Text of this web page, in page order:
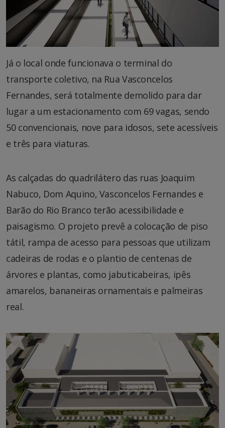
Já o local onde funcionava o terminal do
transporte coletivo, na Rua Vasconcelos
Fernandes, será totalmente demolido para dar
lugar a um estacionamento com 69 vagas, sendo
50 convencionais, nove para idosos, sete acessíveis
e três para viaturas.
As calçadas do quadrilátero das ruas Joaquim
Nabuco, Dom Aquino, Vasconcelos Fernandes e
Barão do Rio Branco terão acessibilidade e
paisagismo. O projeto prevê a colocação de piso
tátil, rampa de acesso para pessoas que utilizam
cadeiras de rodas e o plantio de centenas de
árvores e plantas, como jabuticabeiras, ipês
amarelos, bananeiras ornamentais e palmeiras
real.